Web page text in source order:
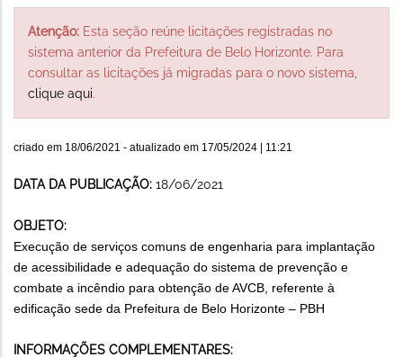
Atenção: Esta seção reúne licitações registradas no
sistema anterior da Prefeitura de Belo Horizonte. Para
consultar as licitações já migradas para o novo sistema,
clique aqui.
criado em 18/06/2021 - atualizado em 17/05/2024 | 11:21
DATA DA PUBLICAÇÃO: 18/06/2021
OBJETO:
Execução de serviços comuns de engenharia para implantação
de acessibilidade e adequação do sistema de prevenção e
combate a incêndio para obtenção de AVCB, referente à
edificação sede da Prefeitura de Belo Horizonte – PBH
INFORMAÇÕES COMPLEMENTARES: